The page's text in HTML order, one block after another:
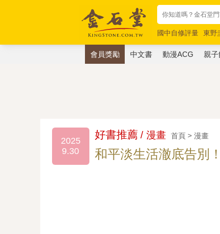
國中自修評量
東野
唯紅花綻放
奧德賽
會員獎勵 中文書 動漫ACG 親
2025
9.30
好書推薦 / 漫畫 首頁 > 漫畫
和平淡生活澈底告別